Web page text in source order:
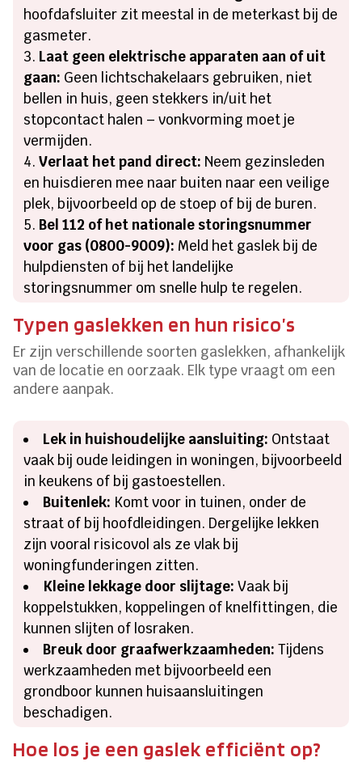
hoofdafsluiter zit meestal in de meterkast bij de
gasmeter.
Laat geen elektrische apparaten aan of uit
gaan: Geen lichtschakelaars gebruiken, niet
bellen in huis, geen stekkers in/uit het
stopcontact halen – vonkvorming moet je
vermijden.
Verlaat het pand direct: Neem gezinsleden
en huisdieren mee naar buiten naar een veilige
plek, bijvoorbeeld op de stoep of bij de buren.
Bel 112 of het nationale storingsnummer
voor gas (0800-9009): Meld het gaslek bij de
hulpdiensten of bij het landelijke
storingsnummer om snelle hulp te regelen.
Typen gaslekken en hun risico’s
Er zijn verschillende soorten gaslekken, afhankelijk
van de locatie en oorzaak. Elk type vraagt om een
andere aanpak.
Lek in huishoudelijke aansluiting: Ontstaat
vaak bij oude leidingen in woningen, bijvoorbeeld
in keukens of bij gastoestellen.
Buitenlek: Komt voor in tuinen, onder de
straat of bij hoofdleidingen. Dergelijke lekken
zijn vooral risicovol als ze vlak bij
woningfunderingen zitten.
Kleine lekkage door slijtage: Vaak bij
koppelstukken, koppelingen of knelfittingen, die
kunnen slijten of losraken.
Breuk door graafwerkzaamheden: Tijdens
werkzaamheden met bijvoorbeeld een
grondboor kunnen huisaansluitingen
beschadigen.
Hoe los je een gaslek efficiënt op?